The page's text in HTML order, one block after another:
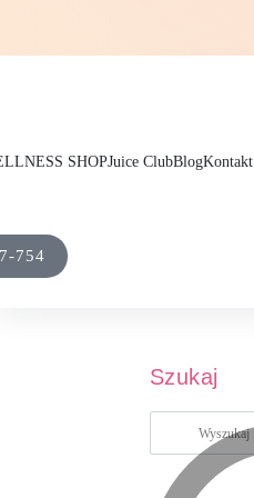
SHOPJuice ClubBlogKontakt
754
Szukaj